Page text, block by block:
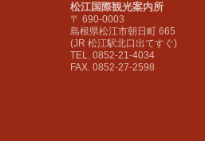
松江国際観光案内所
〒 690-0003
島根県松江市朝日町 665
(JR 松江駅北口出てすぐ)
TEL. 0852-21-4034
FAX. 0852-27-2598